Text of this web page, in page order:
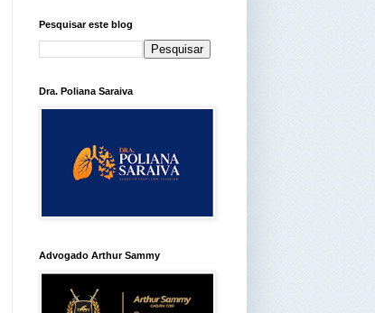
Pesquisar este blog
Dra. Poliana Saraiva
Advogado Arthur Sammy